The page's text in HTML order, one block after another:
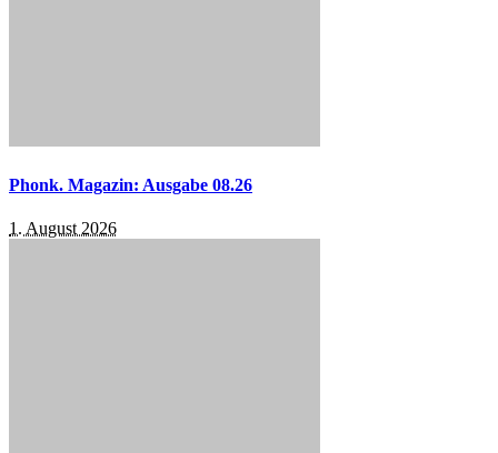
Phonk. Magazin: Ausgabe 08.26
1. August 2026